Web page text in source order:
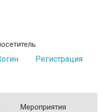
Регистрация
Мероприятия